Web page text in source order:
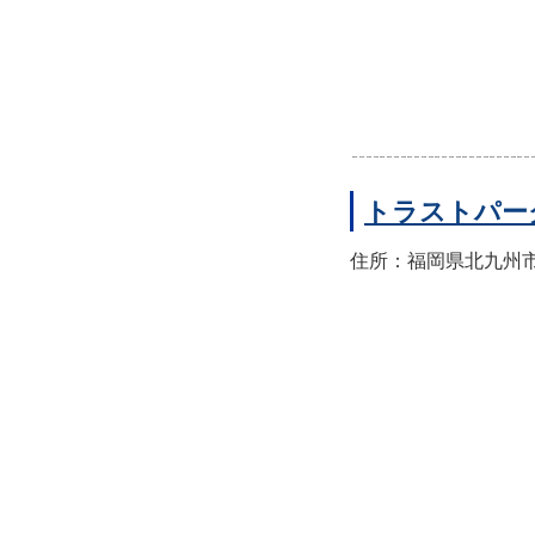
トラストパ
住所：福岡県北九州